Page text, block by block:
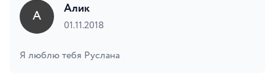
Я люблю тебя Руслана
А Алик
01.11.2018